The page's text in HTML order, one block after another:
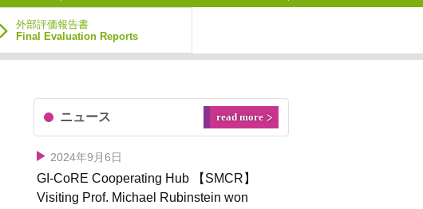
外部評価報告書
Final Evaluation Reports
ニュース read more
2024年9月6日
GI-CoRE Cooperating Hub 【SMCR】
Visiting Prof. Michael Rubinstein won